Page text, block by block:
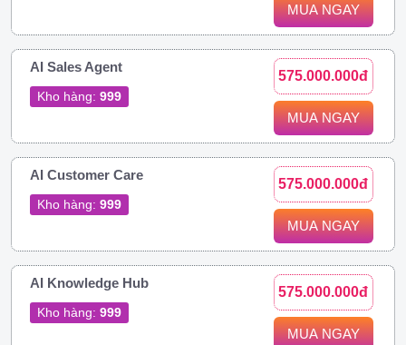
MUA NGAY
AI Sales Agent
Kho hàng: 999
575.000.000đ
MUA NGAY
AI Customer Care
Kho hàng: 999
575.000.000đ
MUA NGAY
AI Knowledge Hub
Kho hàng: 999
575.000.000đ
MUA NGAY